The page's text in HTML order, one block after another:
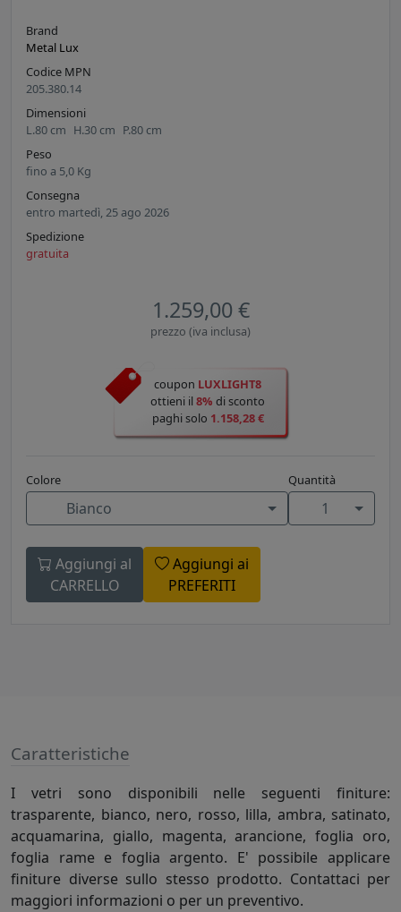
Brand
Metal Lux
Codice MPN
205.380.14
Dimensioni
L.80 cm H.30 cm P.80 cm
Peso
fino a 5,0 Kg
Consegna
entro martedì, 25 ago 2026
Spedizione
gratuita
1.259,00 €
prezzo (iva inclusa)
coupon LUXLIGHT8
ottieni il8% di sconto
paghi solo 1.158,28 €
Colore
Bianco
Quantità
1
Aggiungi al
CARRELLO
Aggiungi ai
PREFERITI
Caratteristiche
I vetri sono disponibili nelle seguenti finiture:
trasparente, bianco, nero, rosso, lilla, ambra, satinato,
acquamarina, giallo, magenta, arancione, foglia oro,
foglia rame e foglia argento. E' possibile applicare
finiture diverse sullo stesso prodotto. Contattaci per
maggiori informazioni o per un preventivo.